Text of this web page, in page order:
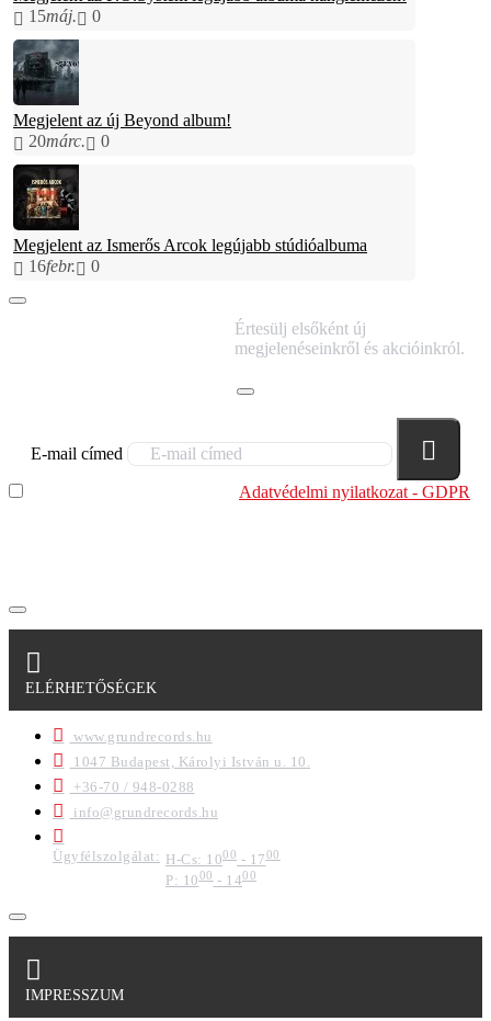
15máj. 0
Megjelent az új Beyond album!
20márc. 0
Megjelent az Ismerős Arcok legújabb stúdióalbuma
16febr. 0
Értesülj elsőként új
megjelenéseinkről és akcióinkról.
E-mail címed
Adatvédelmi nyilatkozat - GDPR
ELÉRHETŐSÉGEK
www.grundrecords.hu
1047 Budapest, Károlyi István u. 10.
+36-70 / 948-0288
info@grundrecords.hu
Ügyfélszolgálat: H-Cs: 1000 - 1700
P: 1000- 1400
IMPRESSZUM